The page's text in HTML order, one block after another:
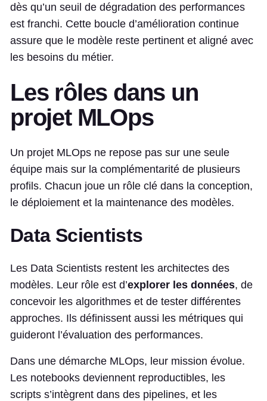
dès qu’un seuil de dégradation des performances
est franchi. Cette boucle d’amélioration continue
assure que le modèle reste pertinent et aligné avec
les besoins du métier.
Les rôles dans un
projet MLOps
Un projet MLOps ne repose pas sur une seule
équipe mais sur la complémentarité de plusieurs
profils. Chacun joue un rôle clé dans la conception,
le déploiement et la maintenance des modèles.
Data Scientists
Les Data Scientists restent les architectes des
modèles. Leur rôle est d’explorer les données, de
concevoir les algorithmes et de tester différentes
approches. Ils définissent aussi les métriques qui
guideront l’évaluation des performances.
Dans une démarche MLOps, leur mission évolue.
Les notebooks deviennent reproductibles, les
scripts s’intègrent dans des pipelines, et les